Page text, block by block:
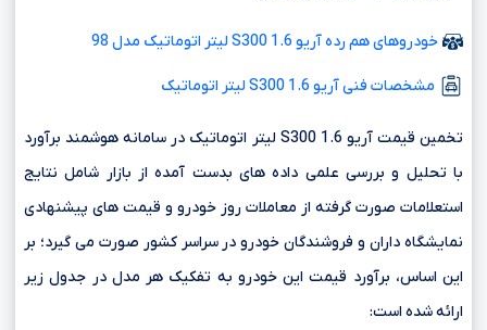
خودروهای هم رده آریو S300 1.6 لیتر اتوماتیک مدل 98
مشخصات فنی آریو S300 1.6 لیتر اتوماتیک
تخمین قیمت آریو S300 1.6 لیتر اتوماتیک در سامانه هوشمند برآورد
با تحلیل و بررسی علمی داده های بدست آمده از بازار شامل نتایج
استعلامات صورت گرفته از معاملات روز خودرو و قیمت های پیشنهادی
نمایشگاه داران و فروشندگان خودرو در سراسر کشور صورت می گیرد؛ بر
این اساس، برآورد قیمت این خودرو به تفکیک هر مدل در جدول زیر
ارائه شده است: